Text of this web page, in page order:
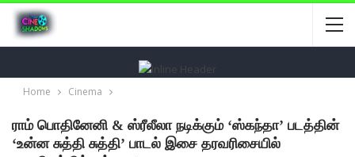
Home Cinema
ராம் பொதினேனி & ஸ்ரீலீலா நடிக்கும் ‘ஸ்கந்தா’ படத்தின்
‘உன்ன சுத்தி சுத்தி’ பாடல் இசை தரவரிசையில்